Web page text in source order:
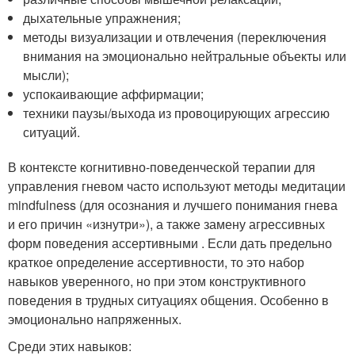
дыхательные упражнения;
методы визуализации и отвлечения (переключения
внимания на эмоционально нейтральные объекты или
мысли);
успокаивающие аффирмации;
техники паузы/выхода из провоцирующих агрессию
ситуаций.
В контексте когнитивно-поведенческой терапии для
управления гневом часто используют методы медитации
mindfulness (для осознания и лучшего понимания гнева
и его причин «изнутри»), а также замену агрессивных
форм поведения ассертивными . Если дать предельно
краткое определение ассертивности, то это набор
навыков уверенного, но при этом конструктивного
поведения в трудных ситуациях общения. Особенно в
эмоционально напряженных.
Среди этих навыков: